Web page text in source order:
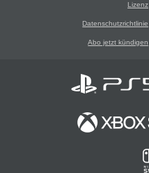
Lizenz
Datenschutzrichtlinie
Abo jetzt kündigen